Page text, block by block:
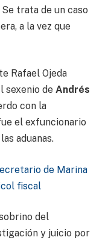
Se trata de un caso
a la vez que
Rafael Ojeda
sexenio de Andrés
con la
el exfuncionario
aduanas.
de Marina
fiscal
del
y juicio por